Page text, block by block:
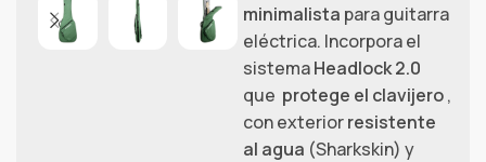
minimalista para guitarra
eléctrica. Incorpora el
sistemaHeadlock 2.0
que protege el clavijero,
con exteriorresistente
al agua (Sharkskin) y